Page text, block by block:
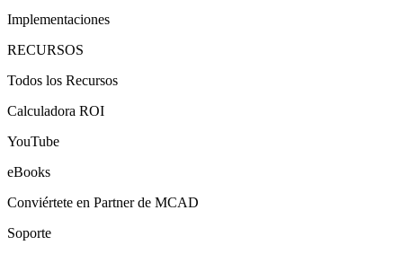
Implementaciones
RECURSOS
Todos los Recursos
Calculadora ROI
YouTube
eBooks
Conviértete en Partner de MCAD
Soporte